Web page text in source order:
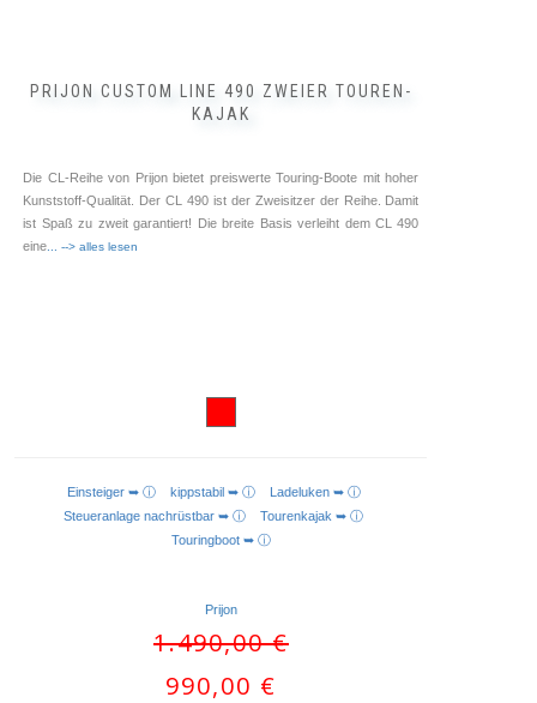
PRIJON CUSTOM LINE 490 ZWEIER TOUREN-
KAJAK
Die CL-Reihe von Prijon bietet preiswerte Touring-Boote mit hoher
Kunststoff-Qualität. Der CL 490 ist der Zweisitzer der Reihe. Damit
ist Spaß zu zweit garantiert! Die breite Basis verleiht dem CL 490
eine ... --> alles lesen
AUSFÜHRUNG WÄHLEN
Einsteiger ➥ ⓘ kippstabil ➥ ⓘ Ladeluken ➥ ⓘ
Steueranlage nachrüstbar ➥ ⓘTourenkajak ➥ ⓘ
Touringboot ➥ ⓘ
Prijon
1.490,00€
990,00 €